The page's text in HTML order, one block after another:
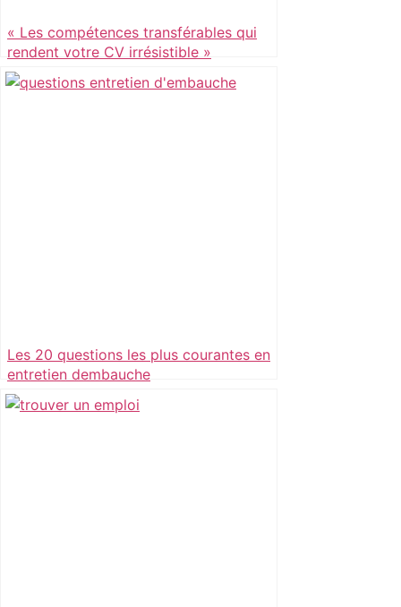
« Les compétences transférables qui
rendent votre CV irrésistible »
Les 20 questions les plus courantes en
entretien dembauche